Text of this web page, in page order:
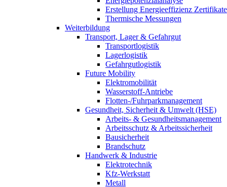
Erstellung Energieeffizienz Zertifikate
Thermische Messungen
Weiterbildung
Transport, Lager & Gefahrgut
Transportlogistik
Lagerlogistik
Gefahrgutlogistik
Future Mobility
Elektromobilität
Wasserstoff-Antriebe
Flotten-/Fuhrparkmanagement
Gesundheit, Sicherheit & Umwelt (HSE)
Arbeits- & Gesundheitsmanagement
Arbeitsschutz & Arbeitssicherheit
Bausicherheit
Brandschutz
Handwerk & Industrie
Elektrotechnik
Kfz-Werkstatt
Metall